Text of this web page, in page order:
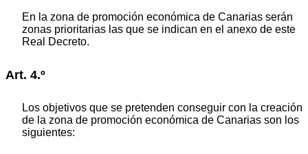
En la zona de promoción económica de Canarias serán
zonas prioritarias las que se indican en el anexo de este
Real Decreto.
Art. 4.º
Los objetivos que se pretenden conseguir con la creación
de la zona de promoción económica de Canarias son los
siguientes: